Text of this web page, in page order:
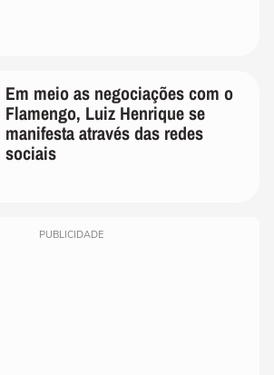
Em meio as negociações com o
Flamengo, Luiz Henrique se
manifesta através das redes
sociais
PUBLICIDADE